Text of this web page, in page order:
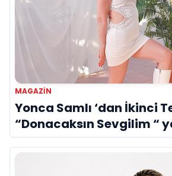
MAGAZİN
Yonca Samlı ‘dan İkinci
“Donacaksın Sevgilim “